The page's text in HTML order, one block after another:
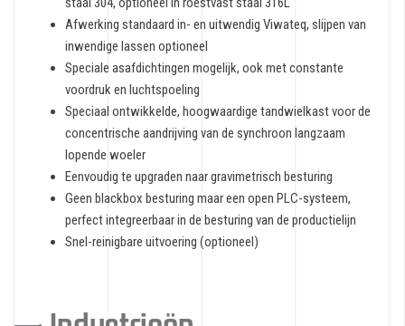
Afwerking standaard in- en uitwendig Viwateq, slijpen van
inwendige lassen optioneel
Speciale asafdichtingen mogelijk, ook met constante
voordruk en luchtspoeling
Speciaal ontwikkelde, hoogwaardige tandwielkast voor de
concentrische aandrijving van de synchroon langzaam
lopende woeler
Eenvoudig te upgraden naar gravimetrisch besturing
Geen blackbox besturing maar een open PLC-systeem,
perfect integreerbaar in de besturing van de productielijn
Snel-reinigbare uitvoering (optioneel)